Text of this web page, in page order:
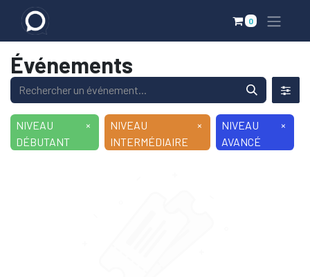
0
Événements
NIVEAU
DÉBUTANT
×
NIVEAU
INTERMÉDIAIRE
×
NIVEAU
AVANCÉ
×